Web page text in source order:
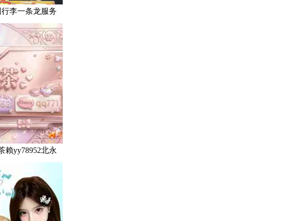
李一条龙服务
賴yy78952北永